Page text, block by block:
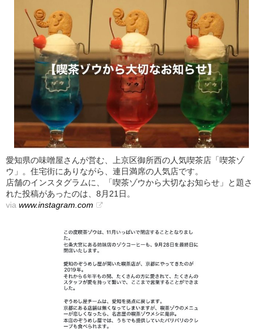
愛知県の味噌屋さんが営む、上京区御所西の人気喫茶店「喫茶ゾ
ウ」。住宅街にありながら、連日満席の人気店です。
店舗のインスタグラムに、「喫茶ゾウから大切なお知らせ」と題さ
れた投稿があったのは、8月21日。
via www.instagram.com